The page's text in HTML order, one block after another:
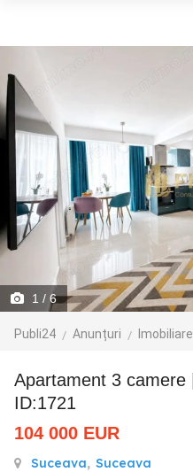
1 / 6
Publi24 Anunțuri Imobiliare
Apartament 3 camere | Suceava | et 4 |
ID:1721
104 000 EUR
Suceava, Suceava